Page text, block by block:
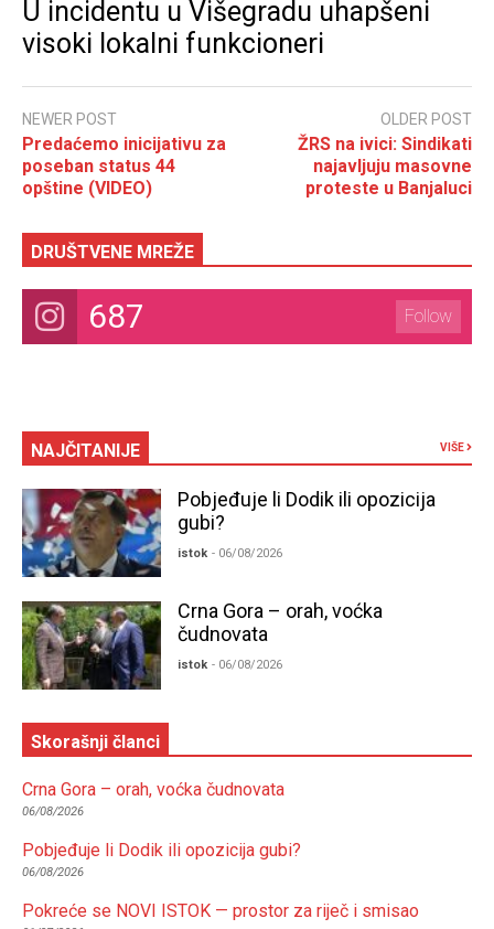
U incidentu u Višegradu uhapšeni
visoki lokalni funkcioneri
NEWER POST
Predaćemo inicijativu za
poseban status 44
opštine (VIDEO)
OLDER POST
ŽRS na ivici: Sindikati
najavljuju masovne
proteste u Banjaluci
DRUŠTVENE MREŽE
687 Follow
NAJČITANIJE VIŠE
Pobjeđuje li Dodik ili opozicija
gubi?
istok - 06/08/2026
Crna Gora – orah, voćka
čudnovata
istok - 06/08/2026
Skorašnji članci
Crna Gora – orah, voćka čudnovata
06/08/2026
Pobjeđuje li Dodik ili opozicija gubi?
06/08/2026
Pokreće se NOVI ISTOK — prostor za riječ i smisao